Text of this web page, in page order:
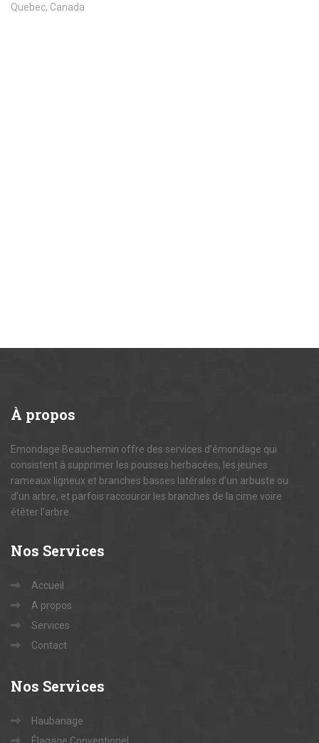
Quebec, Canada
À propos
Emondage Beauchemin offre des services d’émondage qui
consistent à supprimer les pousses herbacées, les jeunes
rameaux ligneux et branches basses latérales d’un arbuste ou
d’un arbre, et parfois raccourcir les branches de la cime voire
étêter l’arbre.
Nos Services
Accueil
A propos
Services
Contact
Nos Services
Haubanage